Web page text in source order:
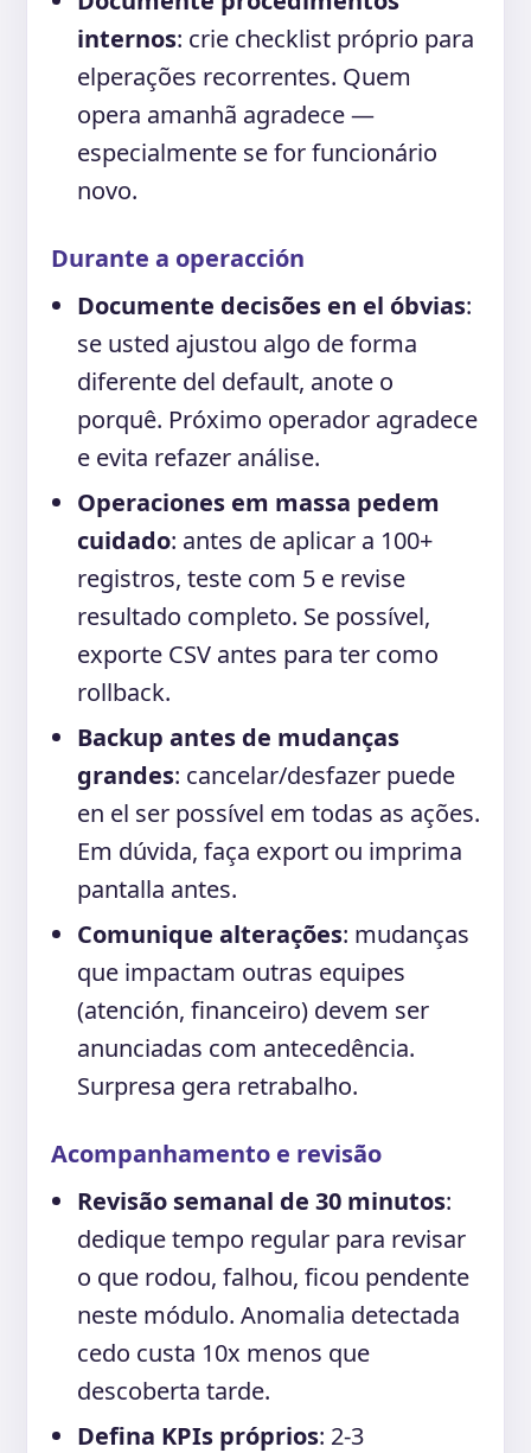
internos: crie checklist próprio para
elperações recorrentes. Quem
opera amanhã agradece —
especialmente se for funcionário
novo.
Durante a operacción
Documente decisões en el óbvias:
se usted ajustou algo de forma
diferente del default, anote o
porquê. Próximo operador agradece
e evita refazer análise.
Operaciones em massa pedem
cuidado: antes de aplicar a 100+
registros, teste com 5 e revise
resultado completo. Se possível,
exporte CSV antes para ter como
rollback.
Backup antes de mudanças
grandes: cancelar/desfazer puede
en el ser possível em todas as ações.
Em dúvida, faça export ou imprima
pantalla antes.
Comunique alterações: mudanças
que impactam outras equipes
(atención, financeiro) devem ser
anunciadas com antecedência.
Surpresa gera retrabalho.
Acompanhamento e revisão
Revisão semanal de 30 minutos:
dedique tempo regular para revisar
o que rodou, falhou, ficou pendente
neste módulo. Anomalia detectada
cedo custa 10x menos que
descoberta tarde.
Defina KPIs próprios: 2-3